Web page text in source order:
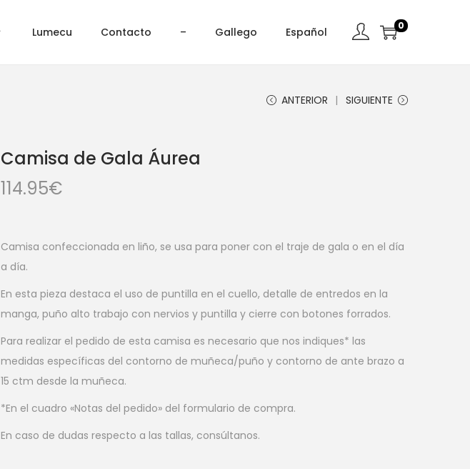
Lumecu Contacto – Gallego Español 0
ANTERIOR SIGUIENTE
Camisa de Gala Áurea
114.95€
Camisa confeccionada en liño, se usa para poner con el traje de gala o en el día
a día.
En esta pieza destaca el uso de puntilla en el cuello, detalle de entredos en la
manga, puño alto trabajo con nervios y puntilla y cierre con botones forrados.
Para realizar el pedido de esta camisa es necesario que nos indiques* las
medidas específicas del contorno de muñeca/puño y contorno de ante brazo a
15 ctm desde la muñeca.
*En el cuadro «Notas del pedido» del formulario de compra.
En caso de dudas respecto a las tallas, consúltanos.